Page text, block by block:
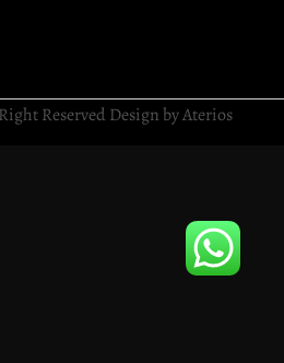
Reserved Design by Aterios